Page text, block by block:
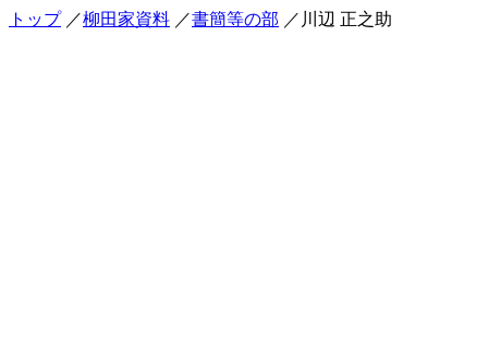
トップ ／柳田家資料 ／書簡等の部 ／川辺 正之助